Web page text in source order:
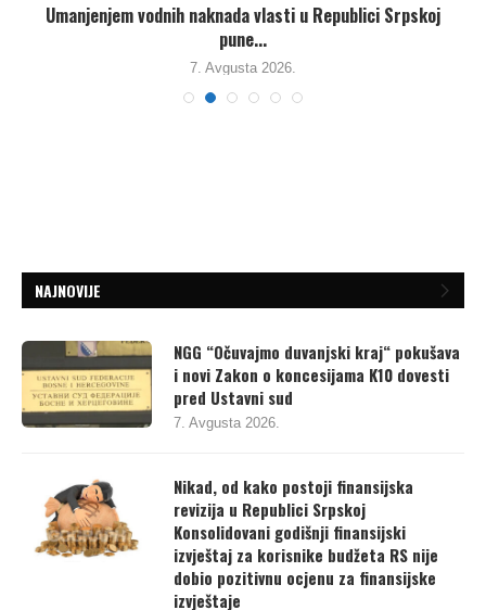
Umanjenjem vodnih naknada vlasti u Republici Srpskoj
pune...
7. Avgusta 2026.
NAJNOVIJE
NGG “Očuvajmo duvanjski kraj“ pokušava
i novi Zakon o koncesijama K10 dovesti
pred Ustavni sud
7. Avgusta 2026.
Nikad, od kako postoji finansijska
revizija u Republici Srpskoj
Konsolidovani godišnji finansijski
izvještaj za korisnike budžeta RS nije
dobio pozitivnu ocjenu za finansijske
izvještaje